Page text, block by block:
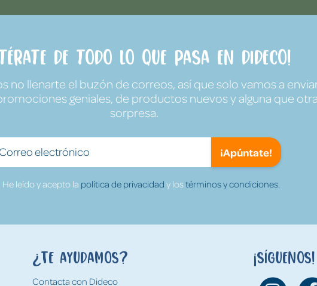
de todo lo que pasa en Dideco!
no llenarte el buzón de correos, así que solo vamos a
geniales, de productos nuevos y alguna que otra
sorpresa.
¡Apúntate!
He leído y acepto la política de privacidad y lostérminos y condiciones.
¿Te ayudamos?
Contacta con Dideco
¡Síguenos!